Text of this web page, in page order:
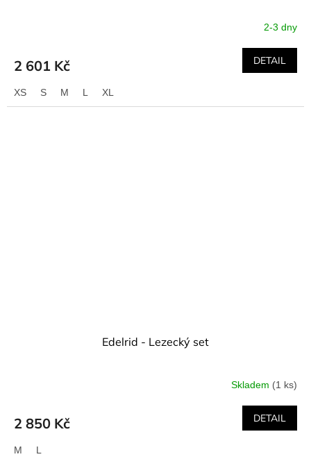
2-3 dny
2 601 Kč DETAIL
XS S M L XL
Edelrid - Lezecký set
Skladem (1 ks)
2 850 Kč DETAIL
M L